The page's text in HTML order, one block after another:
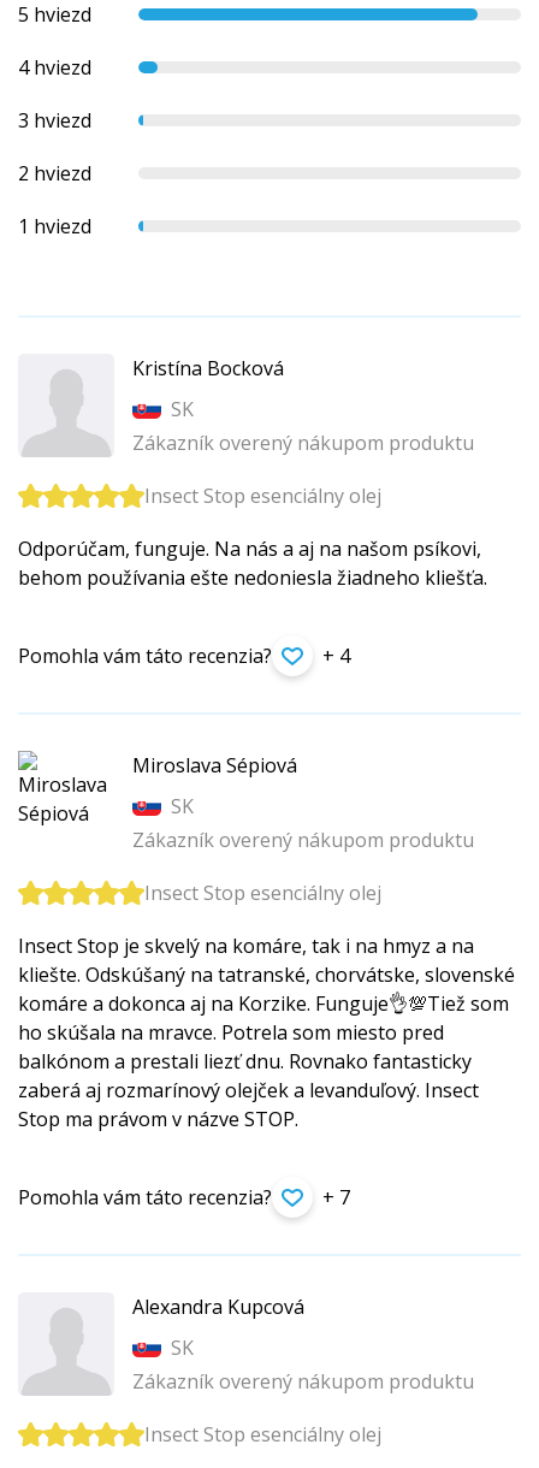
5 hviezd
4 hviezd
3 hviezd
2 hviezd
1 hviezd
Kristína Bocková
SK
Zákazník overený nákupom produktu
Insect Stop esenciálny olej
Odporúčam, funguje. Na nás a aj na našom psíkovi,
behom používania ešte nedoniesla žiadneho kliešťa.
Pomohla vám táto recenzia? + 4
Miroslava Sépiová
SK
Zákazník overený nákupom produktu
Insect Stop esenciálny olej
Insect Stop je skvelý na komáre, tak i na hmyz a na
kliešte. Odskúšaný na tatranské, chorvátske, slovenské
komáre a dokonca aj na Korzike. Funguje👌💯Tiež som
ho skúšala na mravce. Potrela som miesto pred
balkónom a prestali liezť dnu. Rovnako fantasticky
zaberá aj rozmarínový olejček a levanduľový. Insect
Stop ma právom v názve STOP.
Pomohla vám táto recenzia? + 7
Alexandra Kupcová
SK
Zákazník overený nákupom produktu
Insect Stop esenciálny olej